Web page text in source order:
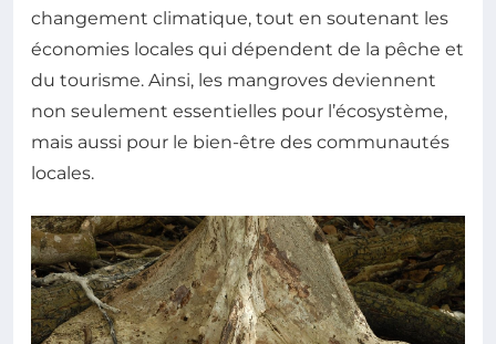
changement climatique, tout en soutenant les
économies locales qui dépendent de la pêche et
du tourisme. Ainsi, les mangroves deviennent
non seulement essentielles pour l’écosystème,
mais aussi pour le bien-être des communautés
locales.